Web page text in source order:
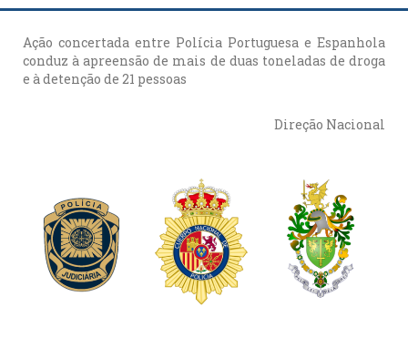
Ação concertada entre Polícia Portuguesa e Espanhola
conduz à apreensão de mais de duas toneladas de droga
e à detenção de 21 pessoas
Direção Nacional